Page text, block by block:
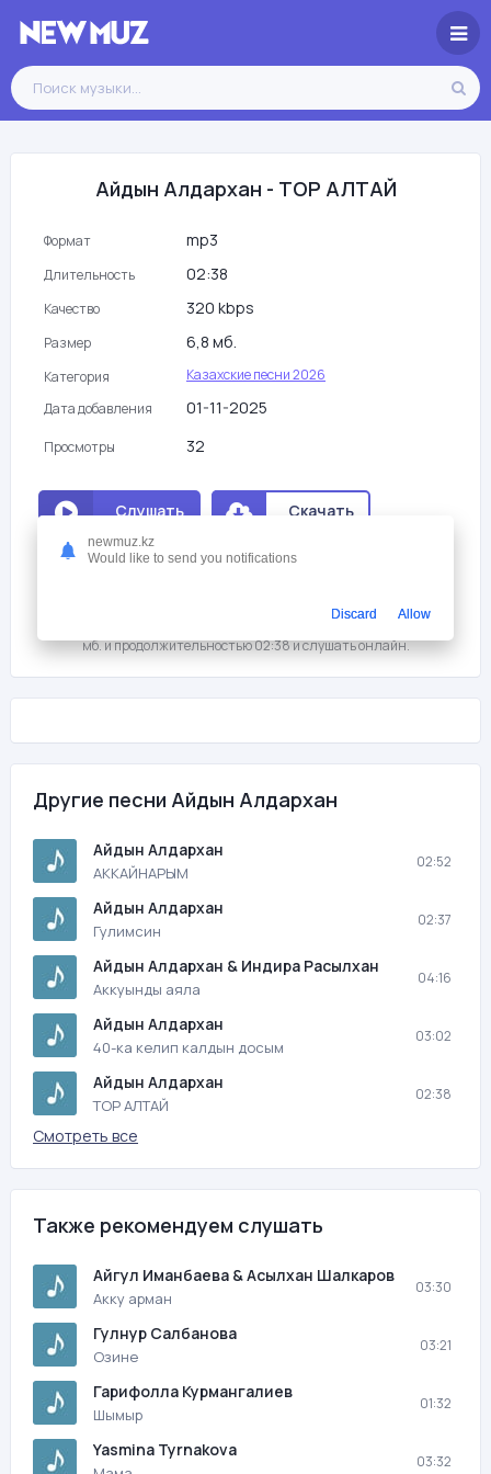
Айдын Алдархан - ТОР АЛТАЙ
Формат mp3
Длительность 02:38
Качество 320 kbps
Размер 6,8 мб.
Категория
Казахские песни 2026
Дата добавления
01-11-2025
Просмотры 32
Слушать Скачать
Мне нравится 2
На этой странице вы можете скачать песню бесплатно Айдын
мб. и продолжительностью 02:38 и слушать онлайн.
Другие песни Айдын Алдархан
Айдын Алдархан
АККАЙНАРЫМ
02:52
Айдын Алдархан
Гулимсин
02:37
Айдын Алдархан​​​​​​​ & Индира Расылхан
Аккуынды аяла
04:16
Айдын Алдархан
40-ка келип калдын досым
03:02
Айдын Алдархан
ТОР АЛТАЙ
02:38
Смотреть все
Также рекомендуем слушать
Айгул Иманбаева & Асылхан Шалкаров
Акку арман
03:30
Гулнур Салбанова
Озине
03:21
Гарифолла Курмангалиев
Шымыр
01:32
Yasmina Tyrnakova
03:32
newmuz.kz
Would like to send you notifications
Discard Allow